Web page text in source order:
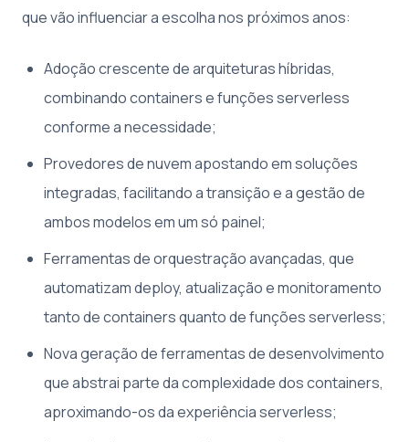
que vão influenciar a escolha nos próximos anos:
Adoção crescente de arquiteturas híbridas,
combinando containers e funções serverless
conforme a necessidade;
Provedores de nuvem apostando em soluções
integradas, facilitando a transição e a gestão de
ambos modelos em um só painel;
Ferramentas de orquestração avançadas, que
automatizam deploy, atualização e monitoramento
tanto de containers quanto de funções serverless;
Nova geração de ferramentas de desenvolvimento
que abstrai parte da complexidade dos containers,
aproximando-os da experiência serverless;